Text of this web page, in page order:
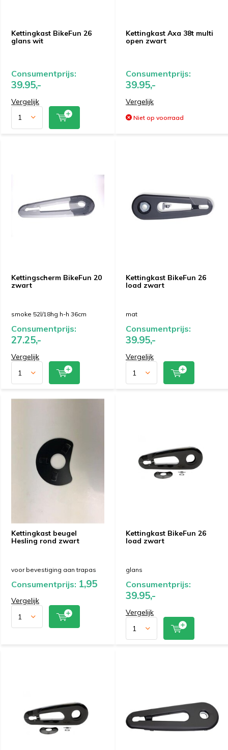
Kettingkast BikeFun 26
glans wit
Consumentprijs:
39.95,-
Vergelijk
Kettingkast Axa 38t multi
open zwart
Consumentprijs:
39.95,-
Vergelijk
Niet op voorraad
Kettingscherm BikeFun 20
zwart
smoke 52l/18hg h-h 36cm
Consumentprijs:
27.25,-
Vergelijk
Kettingkast BikeFun 26
load zwart
mat
Consumentprijs:
39.95,-
Vergelijk
Kettingkast beugel
Hesling rond zwart
voor bevestiging aan trapas
Consumentprijs: 1,95
Vergelijk
Kettingkast BikeFun 26
load zwart
glans
Consumentprijs:
39.95,-
Vergelijk